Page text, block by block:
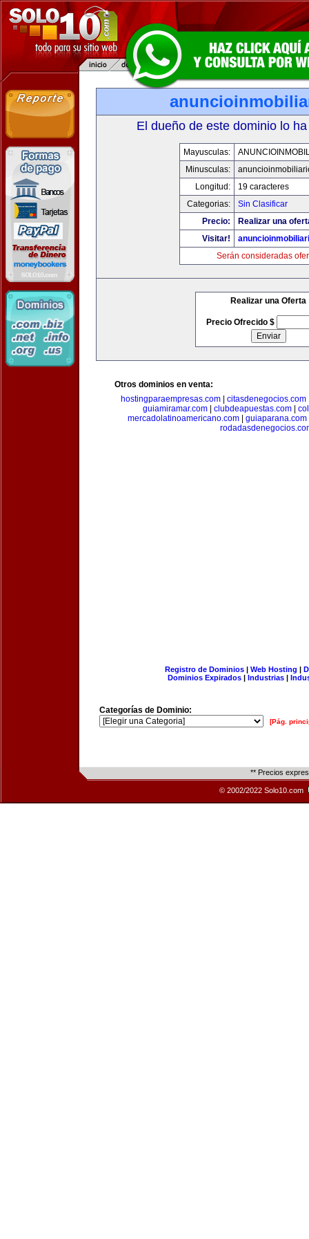
El dueño de este dominio lo
Mayusculas:
Minusculas:
Longitud:
19 caracteres
Categorias:
Sin Clasificar
Precio:
Realizar una
Visitar!
Serán consideradas
Realizar una Oferta
Precio Ofrecido $
Otros dominios en venta:
hostingparaempresas.com| citasdenegocios.com
guiamiramar.com
clubdeapuestas.com
mercadolatinoamericano.com| guiaparana.com
Registro de Dominios| Web Hosting |
Dominios Expirados | Industrias |
Categorías de Dominio:
[Pág.
** Precios
© 2002/2022 Solo10.com